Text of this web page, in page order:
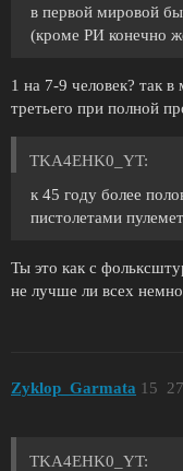
в первой мировой
(кроме РИ конечно
1 на 7-9 человек? так
третьего при полной
TKA4EHK0_YT:
к 45 году более
пистолетами
Ты это как с
не лучше ли всех
Zyklop_Garmata 15
TKA4EHK0_YT: